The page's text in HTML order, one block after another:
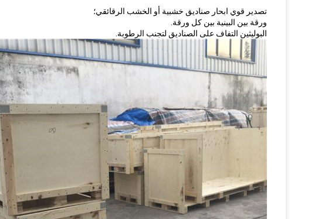
تصدير قوي ابحار صناديق خشبية أو الخشب الرقائقي؛
ورقة بين البينية بين كل ورقة.
البوليثين التفاف على الصناديق لتجنب الرطوبة.